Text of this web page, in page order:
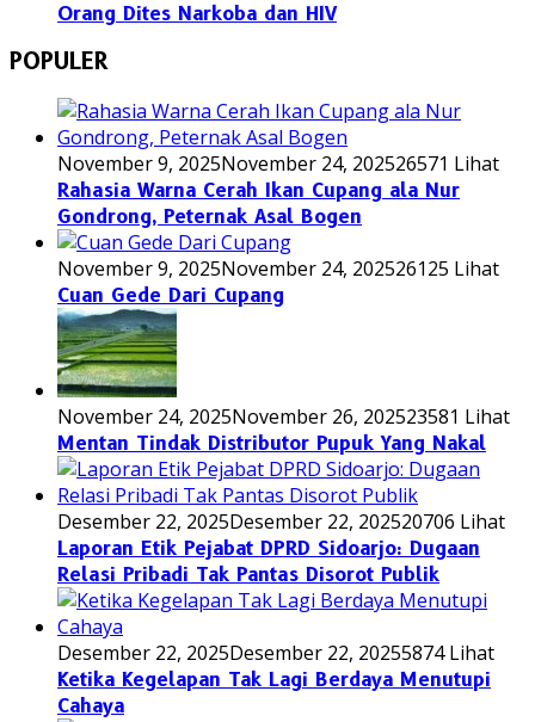
Orang Dites Narkoba dan HIV
POPULER
November 9, 2025November 24, 202526571 Lihat
Rahasia Warna Cerah Ikan Cupang ala Nur
Gondrong, Peternak Asal Bogen
November 9, 2025November 24, 202526125 Lihat
Cuan Gede Dari Cupang
November 24, 2025November 26, 202523581 Lihat
Mentan Tindak Distributor Pupuk Yang Nakal
Desember 22, 2025Desember 22, 202520706 Lihat
Laporan Etik Pejabat DPRD Sidoarjo: Dugaan
Relasi Pribadi Tak Pantas Disorot Publik
Desember 22, 2025Desember 22, 20255874 Lihat
Ketika Kegelapan Tak Lagi Berdaya Menutupi
Cahaya